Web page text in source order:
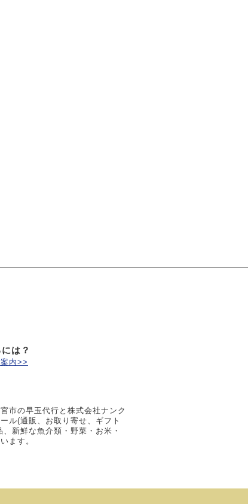
は？
内>>
市の早玉代行と株式会社ナンク
ル(通販、お取り寄せ、ギフト
新鮮な魚介類・野菜・お米・
ます。